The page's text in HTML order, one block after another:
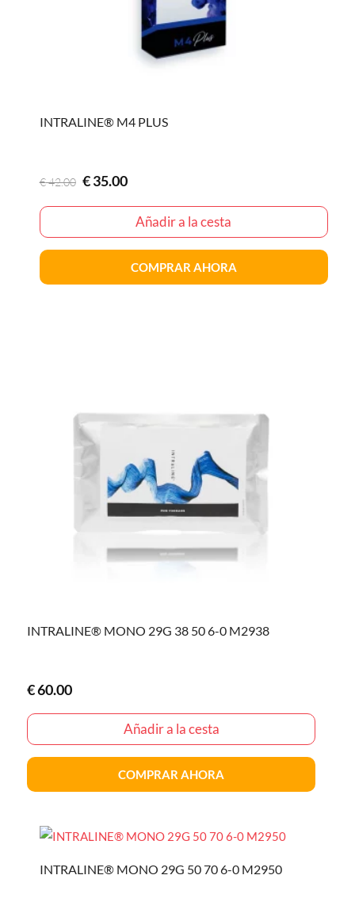
INTRALINE® M4 PLUS
€42.00 El
era:
€35.00El
actual
es:
€35.00
Añadir a la cesta
COMPRAR AHORA
INTRALINE® MONO 29G 38 50 6-0 M2938
€60.00
Añadir a la cesta
COMPRAR AHORA
INTRALINE® MONO 29G 50 70 6-0 M2950